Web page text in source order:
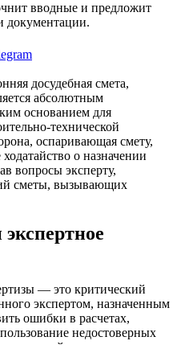
вводные и предложит
документации.
досудебная смета,
абсолютным
основанием для
технической
оспаривающая смету,
о назначении
вопросы эксперту,
сметы, вызывающих
— это критический
экспертом, назначенным
ошибки в расчетах,
недостоверных